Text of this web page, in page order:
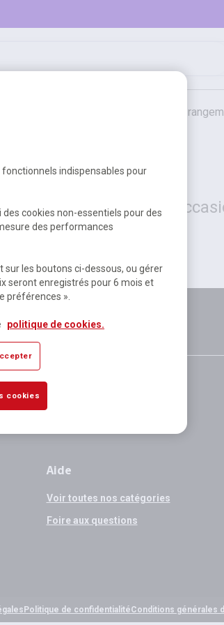
bureautique et
travaux & entretien
excuser pour la gêne
si validation avant 12h
Aide
Voir toutes nos catégories
Foire aux questions
Politique de confidentialitéConditions générales
indispensables pour
cookies non-essentiels pour des
des performances
les boutons ci-dessous, ou gérer
seront enregistrés pour 6 mois et
préférences ».
politique de cookies.
cookies